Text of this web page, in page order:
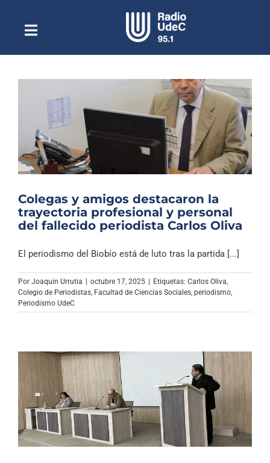
contenidoToggle
NavigationEscuchar Radio UdeC en vivo
Quiénes Somos
Programación
Noticias
Columnas
Música Clásica
Especiales
Archivo Sonoro
Colegas y amigos destacaron la
trayectoria profesional y personal
del fallecido periodista Carlos Oliva
El periodismo del Biobío está de luto tras la partida [...]
Por Joaquin Urrutia | octubre 17, 2025 | Etiquetas: Carlos Oliva
Colegio de Periodistas Facultad de Ciencias Sociales periodismo
Periodismo UdeC